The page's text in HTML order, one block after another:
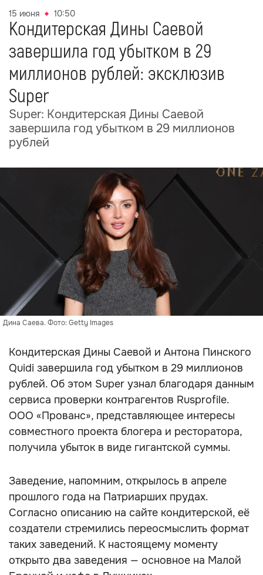
15 июня 10:50
Кондитерская Дины Саевой
завершила год убытком в 29
миллионов рублей: эксклюзив
Super
Super: Кондитерская Дины Саевой
завершила год убытком в 29 миллионов
рублей
Дина Саева. Фото: Getty Images
Кондитерская Дины Саевой и Антона Пинского
Quidi завершила год убытком в 29 миллионов
рублей. Об этом Super узнал благодаря данным
сервиса проверки контрагентов Rusprofile.
ООО «Прованс», представляющее интересы
совместного проекта блогера и ресторатора,
получила убыток в виде гигантской суммы.
Заведение, напомним, открылось в апреле
прошлого года на Патриарших прудах.
Согласно описанию на сайте кондитерской, её
создатели стремились переосмыслить формат
таких заведений. К настоящему моменту
открыто два заведения — основное на Малой